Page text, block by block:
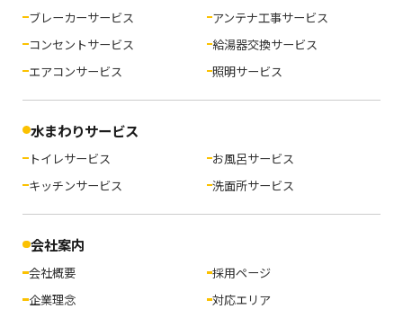
ブレーカーサービス
コンセントサービス
照明サービス
アンテナ工事サービス
給湯器交換サービス
エアコンサービス
水まわりサービス
トイレサービス
キッチンサービス
お風呂サービス
洗面所サービス
会社案内
会社概要
企業理念
採用ページ
対応エリア